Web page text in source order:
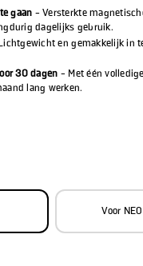
gaan - Versterkte
dagelijks gebruik.
en gemakkelijk in
30 dagen - Met één
lang werken.
Voor